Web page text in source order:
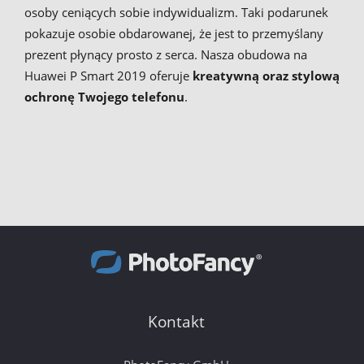
osoby ceniących sobie indywidualizm. Taki podarunek
pokazuje osobie obdarowanej, że jest to przemyślany
prezent płynący prosto z serca. Nasza obudowa na
Huawei P Smart 2019 oferuje kreatywną oraz stylową
ochronę Twojego telefonu.
Kontakt